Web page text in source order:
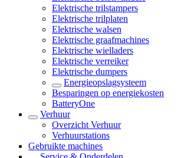
Elektrische trilstampers
Elektrische trilplaten
Elektrische walsen
Elektrische graafmachines
Elektrische wielladers
Elektrische verreiker
Elektrische dumpers
Energieopslagsysteem
Besparingen op energiekosten
BatteryOne
Verhuur
Overzicht Verhuur
Verhuurstations
Gebruikte machines